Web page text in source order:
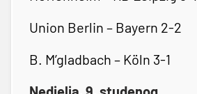
Union Berlin – Bayern 2-2
B. M’gladbach – Köln 3-1